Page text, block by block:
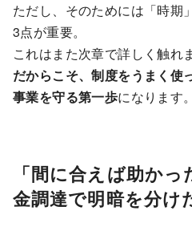
ただし、そのためには「時期
3点が重要。
これはまた次章で詳しく触れ
だからこそ、制度をうまく使
事業を守る第一歩になります。
「間に合えば助か
金調達で明暗を分け